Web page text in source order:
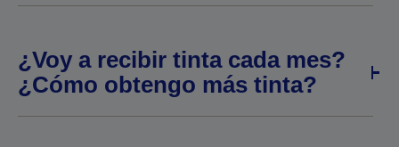
¿Voy a recibir tinta cada mes?
¿Cómo obtengo más tinta?